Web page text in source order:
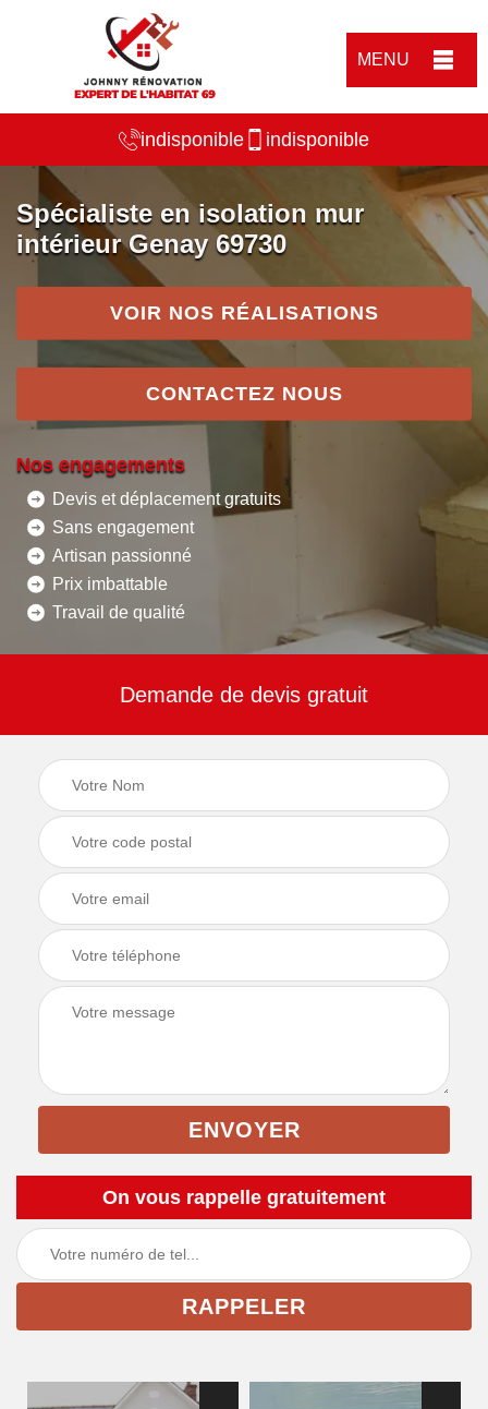
MENU
indisponible indisponible
Spécialiste en isolation mur
intérieur Genay 69730
VOIR NOS RÉALISATIONS
CONTACTEZ NOUS
Nos engagements
Devis et déplacement gratuits
Sans engagement
Artisan passionné
Prix imbattable
Travail de qualité
Demande de devis gratuit
On vous rappelle gratuitement